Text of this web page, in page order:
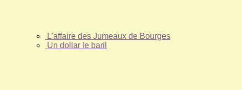
L’affaire des Jumeaux de Bourges
Un dollar le baril